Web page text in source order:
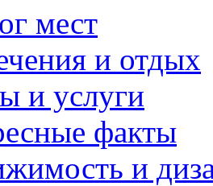
мест
и отдых
и услуги
факты
и